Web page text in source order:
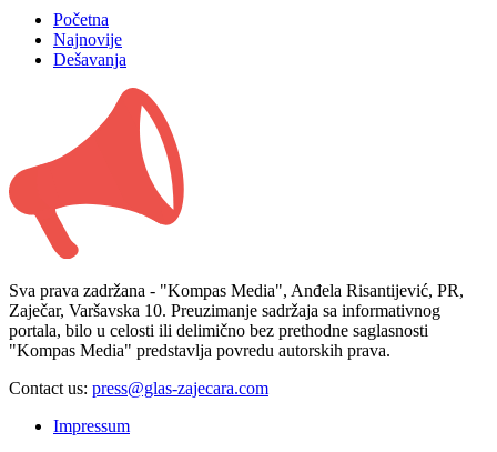
Početna
Najnovije
Dešavanja
Sva prava zadržana - "Kompas Media", Anđela Risantijević, PR,
Zaječar, Varšavska 10. Preuzimanje sadržaja sa informativnog
portala, bilo u celosti ili delimično bez prethodne saglasnosti
"Kompas Media" predstavlja povredu autorskih prava.
Contact us: press@glas-zajecara.com
Impressum